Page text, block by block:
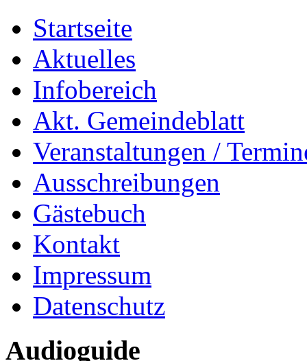
Startseite
Aktuelles
Infobereich
Akt. Gemeindeblatt
Veranstaltungen /
Ausschreibungen
Gästebuch
Kontakt
Impressum
Datenschutz
Audioguide